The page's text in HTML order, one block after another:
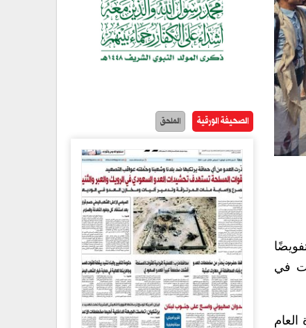
في
الصحيفة الورقية الملحق